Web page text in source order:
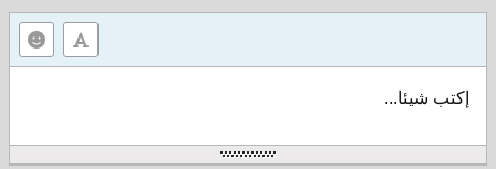
إكتب شيئا...